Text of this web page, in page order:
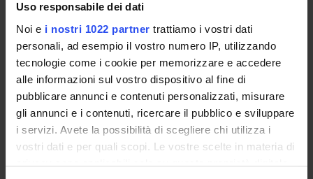
Uso responsabile dei dati
Noi e i nostri 1022 partner trattiamo i vostri dati
personali, ad esempio il vostro numero IP, utilizzando
tecnologie come i cookie per memorizzare e accedere
alle informazioni sul vostro dispositivo al fine di
pubblicare annunci e contenuti personalizzati, misurare
gli annunci e i contenuti, ricercare il pubblico e sviluppare
i servizi. Avete la possibilità di scegliere chi utilizza i
vostri dati e per quali scopi. Le vostre scelte in materia di
privacy sono applicabili solo su questa proprietà digitale
ATTIVITÀ
AREE DI RICERCA
GRUPPI DI RICERCA
DOTTORATI DI RICERCA